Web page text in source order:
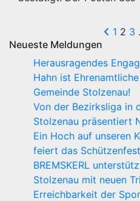
der
1 2 3
Neueste Meldungen
Herausragendes
Hahn ist
Gemeinde Stolzenau!
Von der Bezirksliga in
Stolzenau präsentiert
Ein Hoch auf unseren
feiert das
BREMSKERL
Stolzenau mit neuen
Erreichbarkeit der